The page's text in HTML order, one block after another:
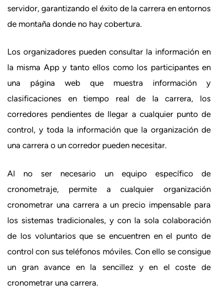
servidor, garantizando el éxito de la carrera en entornos
de montaña donde no hay cobertura.
Los organizadores pueden consultar la información en
la misma App y tanto ellos como los participantes en
una página web que muestra información y
clasificaciones en tiempo real de la carrera, los
corredores pendientes de llegar a cualquier punto de
control, y toda la información que la organización de
una carrera o un corredor pueden necesitar.
Al no ser necesario un equipo específico de
cronometraje, permite a cualquier organización
cronometrar una carrera a un precio impensable para
los sistemas tradicionales, y con la sola colaboración
de los voluntarios que se encuentren en el punto de
control con sus teléfonos móviles. Con ello se consigue
un gran avance en la sencillez y en el coste de
cronometrar una carrera.